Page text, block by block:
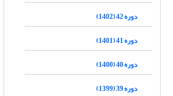
دوره 42 (1402)
دوره 41 (1401)
دوره 40 (1400)
دوره 39 (1399)